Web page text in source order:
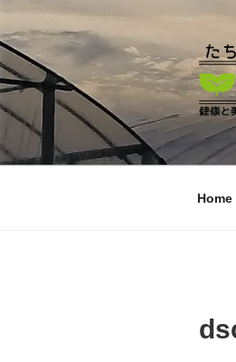
コ
ン
テ
ン
ツ
へ
キ
Home